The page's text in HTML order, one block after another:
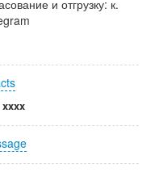
и отгрузку: к.